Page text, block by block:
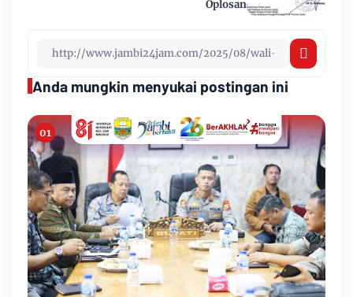
Oplosan
Anda mungkin menyukai postingan ini